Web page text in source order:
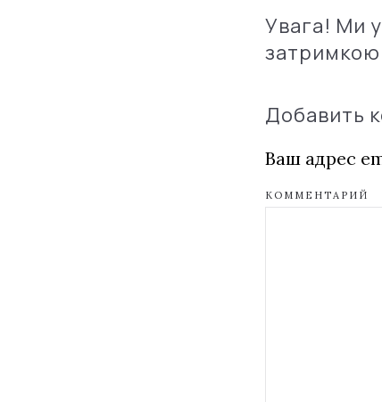
Увага! Ми
затримкою
Добавить
Ваш адрес
КОММЕНТАРИЙ